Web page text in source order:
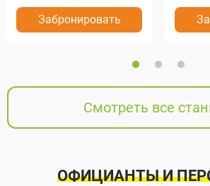
Забронировать
Смотреть все
ОФИЦИАНТЫ И